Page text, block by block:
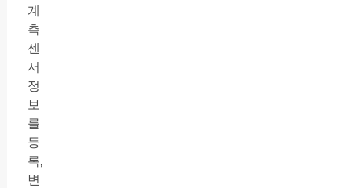
계
측
센
서
정
보
를
등
록,
변